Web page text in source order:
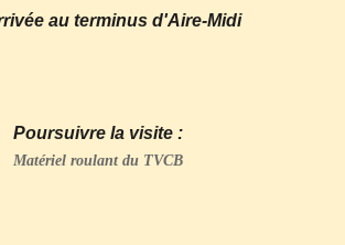
au terminus d'Aire-Midi
Poursuivre la visite :
Matériel roulant du TVCB